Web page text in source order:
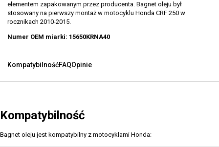
elementem zapakowanym przez producenta. Bagnet oleju był
stosowany na pierwszy montaż w motocyklu Honda CRF 250 w
rocznikach 2010-2015.
Numer OEM miarki: 15650KRNA40
KompatybilnośćFAQOpinie
Kompatybilność
Bagnet oleju jest kompatybilny z motocyklami Honda: